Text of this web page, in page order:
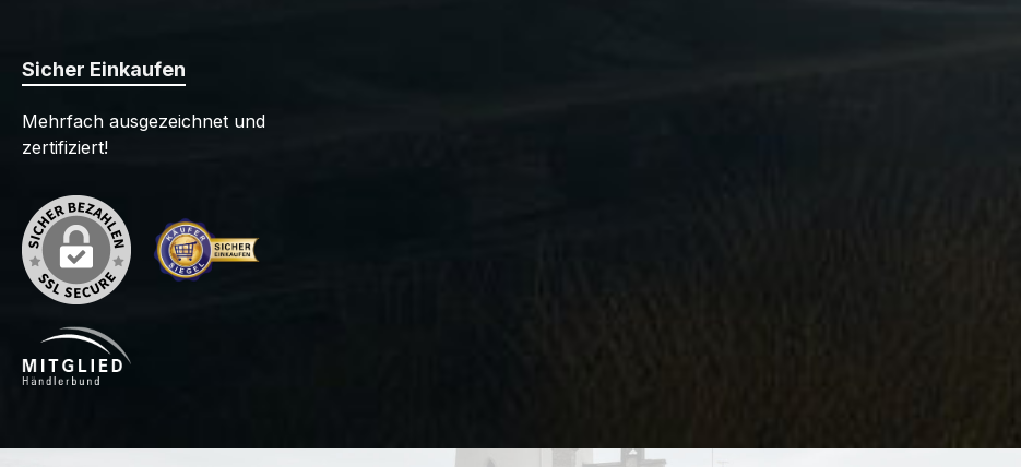
Sicher Einkaufen
Mehrfach ausgezeichnet und
zertifiziert!